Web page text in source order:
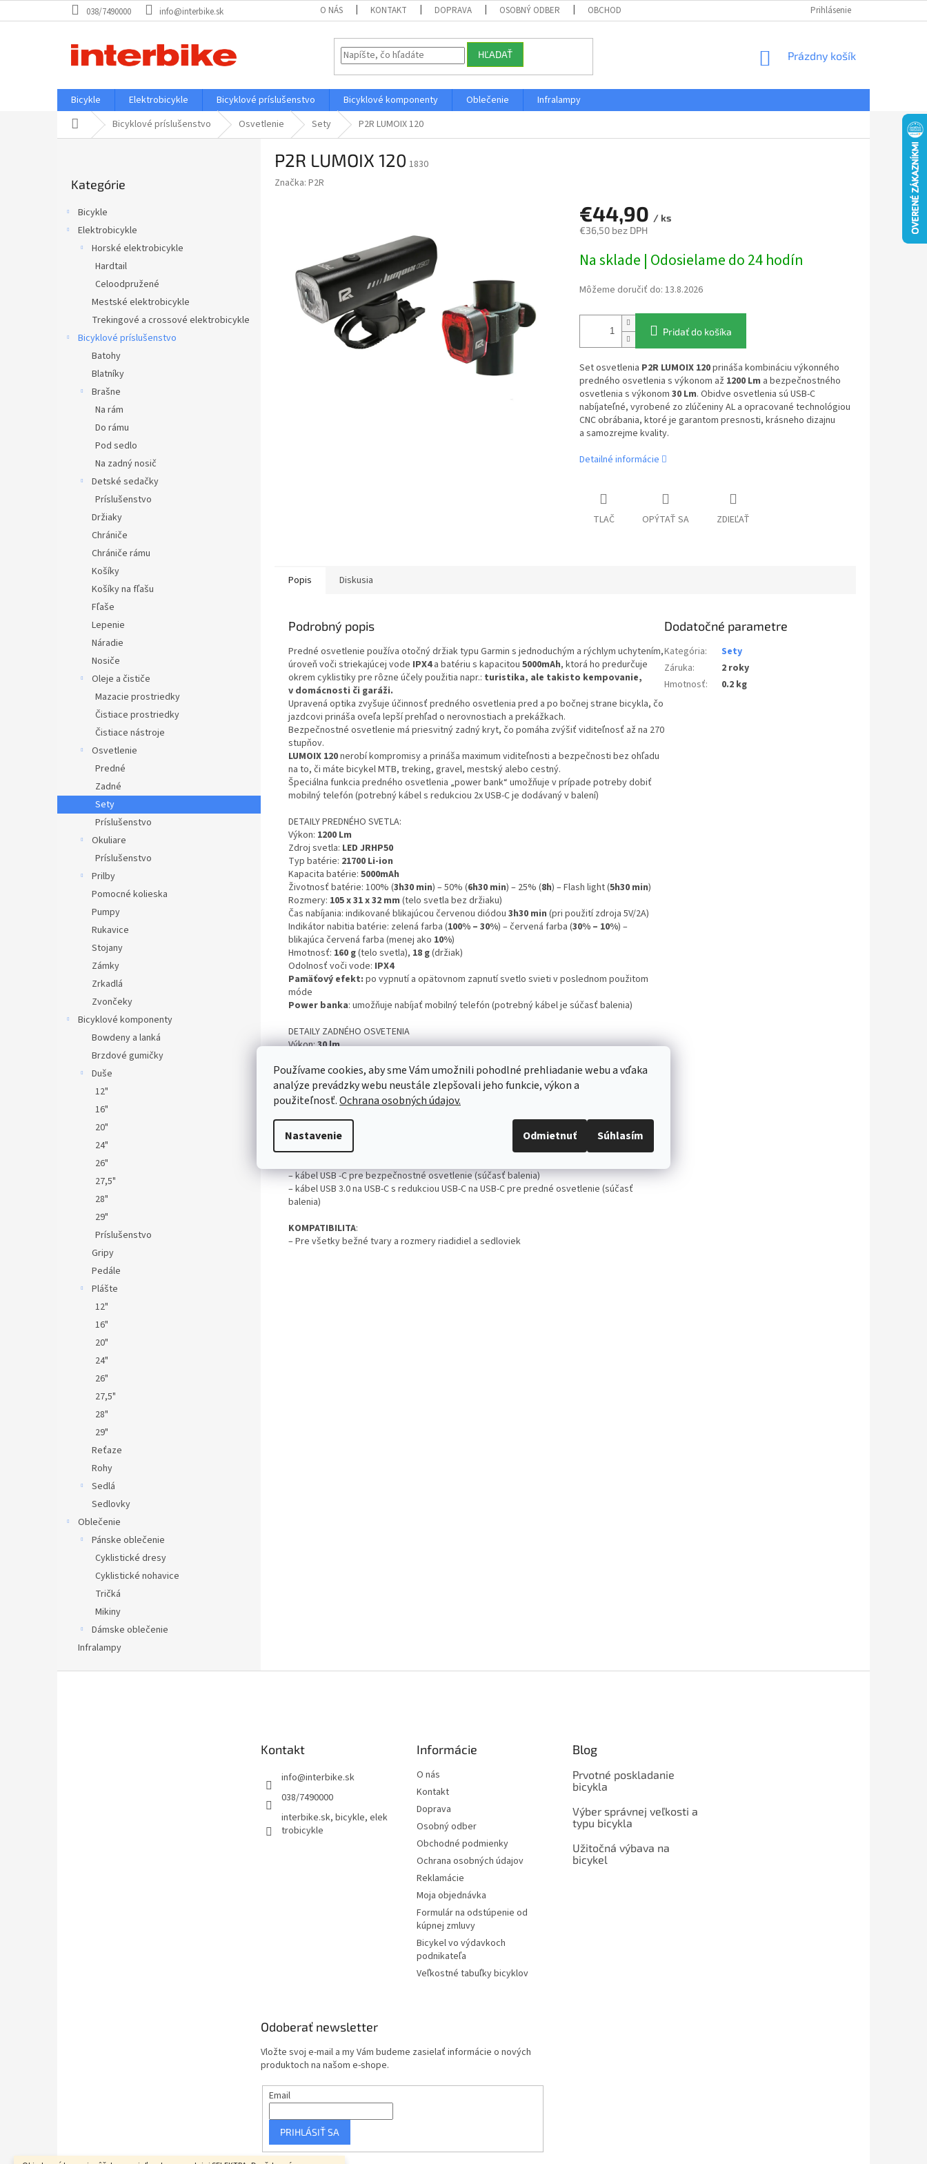
Používame cookies, aby sme Vám umožnili pohodlné prehliadanie webu a vďaka
analýze prevádzky webu neustále zlepšovali jeho funkcie, výkon a
použiteľnosť.Ochrana osobných údajov.
Nastavenie Odmietnuť Súhlasím
na
038/7490000 info@interbike.sk O NÁS KONTAKT DOPRAVA OSOBNÝ ODBER OBCHODNÉ PODMIENKY OCHRANA OSOBNÝCH ÚDAJOV REKLAMÁCIE
Prihlásenie
HĽADAŤ
NÁKUPNÝ
Prázdny košík
Bicykle Elektrobicykle Bicyklové príslušenstvo Bicyklové komponenty Oblečenie
Infralampy
DomovBicyklové príslušenstvo Osvetlenie Sety P2R LUMOIX 120
kategórie
Kategórie
Bicykle
Elektrobicykle
Horské elektrobicykle
Hardtail
Celoodpružené
Mestské elektrobicykle
Trekingové a crossové elektrobicykle
Bicyklové príslušenstvo
Batohy
Blatníky
Brašne
Na rám
Do rámu
Pod sedlo
Na zadný nosič
Detské sedačky
Príslušenstvo
Držiaky
Chrániče
Chrániče rámu
Košíky
Košíky na fľašu
Fľaše
Lepenie
Náradie
Nosiče
Oleje a čističe
Mazacie prostriedky
Čistiace prostriedky
Čistiace nástroje
Osvetlenie
Predné
Zadné
Sety
Príslušenstvo
Okuliare
Príslušenstvo
Prilby
Pomocné kolieska
Pumpy
Rukavice
Stojany
Zámky
Zrkadlá
Zvončeky
Bicyklové komponenty
Bowdeny a lanká
Brzdové gumičky
Duše
12"
16"
20"
24"
26"
27,5"
28"
29"
Príslušenstvo
Gripy
Pedále
Plášte
12"
16"
20"
24"
26"
27,5"
28"
29"
Reťaze
Rohy
Sedlá
Sedlovky
Oblečenie
Pánske oblečenie
Cyklistické dresy
Cyklistické nohavice
Tričká
Mikiny
Dámske oblečenie
Infralampy
P2R LUMOIX 120 1830
Značka: P2R
€44,90 / ks
€36,50 bez DPH
cena:
Na sklade | Odosielame do 24 hodín
Môžeme doručiť do: 13.8.2026
Pridať do košíka
Set osvetlenia P2R LUMOIX 120prináša kombináciu výkonného
predného osvetlenia s výkonom až 1200 Lm a bezpečnostného
osvetlenia s výkonom 30 Lm. Obidve osvetlenia sú USB-C
nabíjateľné, vyrobené zo zlúčeniny AL a opracované technológiou
CNC obrábania, ktoré je garantom presnosti, krásneho dizajnu
a samozrejme kvality.
Detailné informácie
TLAČ OPÝTAŤ SA ZDIEĽAŤ
Popis Diskusia
Podrobný popis
Predné osvetlenie používa otočný držiak typu Garmin s jednoduchým a rýchlym uchytením,
úroveň voči striekajúcej vode IPX4 a batériu s kapacitou 5000mAh, ktorá ho predurčuje
okrem cyklistiky pre rôzne účely použitia napr.: turistika, ale takisto kempovanie,
v domácnosti či garáži.
Upravená optika zvyšuje účinnosť predného osvetlenia pred a po bočnej strane bicykla, čo
jazdcovi prináša oveľa lepší prehľad o nerovnostiach a prekážkach.
Bezpečnostné osvetlenie má priesvitný zadný kryt, čo pomáha zvýšiť viditeľnosť až na 270
stupňov.
LUMOIX 120nerobí kompromisy a prináša maximum viditeľnosti a bezpečnosti bez ohľadu
na to, či máte bicykel MTB, treking, gravel, mestský alebo cestný.
Špeciálna funkcia predného osvetlenia „power bank“ umožňuje v prípade potreby dobiť
mobilný telefón (potrebný kábel s redukciou 2x USB-C je dodávaný v balení)
DETAILY PREDNÉHO SVETLA:
Výkon: 1200 Lm
Zdroj svetla: LED JRHP50
Typ batérie: 21700 Li-ion
Kapacita batérie: 5000mAh
Životnosť batérie: 100% (3h30 min) – 50% (6h30 min) – 25% (8h) – Flash light (5h30 min)
Rozmery: 105 x 31 x 32 mm (telo svetla bez držiaku)
Čas nabíjania: indikované blikajúcou červenou diódou 3h30 min (pri použití zdroja 5V/2A)
Indikátor nabitia batérie: zelená farba (100% – 30%) – červená farba (30% – 10%) –
blikajúca červená farba (menej ako 10%)
Hmotnosť: 160 g(telo svetla), 18 g(držiak)
Odolnosť voči vode: IPX4
Pamäťový efekt: po vypnutí a opätovnom zapnutí svetlo svieti v poslednom použitom
móde
Power banka: umožňuje nabíjať mobilný telefón (potrebný kábel je súčasť balenia)
DETAILY ZADNÉHO OSVETENIA
Výkon:30 lm
Životnosť batérie: (v závislosti od zvoleného módu): 1. mód:8h30 min– 2. mód: 18h30
min– 3. mód: 6h30 min – 4. mód:6h30 min– 5. mód: 5h30 min – 6. mód:
Čas nabíjania:1h30 minindikované blikajúcim zeleným svetlom
Hmotnosť:20 g(iba telo svetla),
Úroveň odolnosti:
– kábel USB -C pre bezpečnostné osvetlenie (súčasť balenia)
– kábel USB 3.0 na USB-C s redukciou USB-C na USB-C pre predné osvetlenie (súčasť
balenia)
KOMPATIBILITA:
– Pre všetky bežné tvary a rozmery riadidiel a sedloviek
Dodatočné parametre
Kategória:
Sety
Záruka:
2 roky
Hmotnosť: 0.2 kg
Kontakt
info@interbike.sk
038/7490000
interbike.sk, bicykle, elek
trobicykle
Informácie
O nás
Kontakt
Doprava
Osobný odber
Obchodné podmienky
Ochrana osobných údajov
Reklamácie
Moja objednávka
Formulár na odstúpenie od
kúpnej zmluvy
Bicykel vo výdavkoch
podnikateľa
Veľkostné tabuľky bicyklov
Blog
Prvotné poskladanie
bicykla
Výber správnej veľkosti a
typu bicykla
Užitočná výbava na
bicykel
Odoberať newsletter
Vložte svoj e-mail a my Vám budeme zasielať informácie o nových
produktoch na našom e-shope.
Email
PRIHLÁSIŤ SA